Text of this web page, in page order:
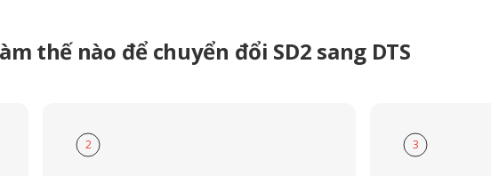
thế nào để chuyển đổi SD2 sang DTS
2 3